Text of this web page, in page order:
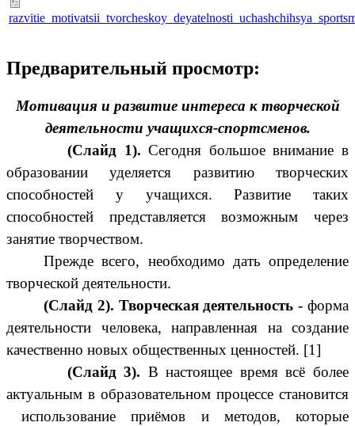
Предварительный просмотр:
Мотивация и развитие интереса к творческой
деятельности учащихся-спортсменов.
(Слайд 1). Сегодня большое внимание в
образовании уделяется развитию творческих
способностей у учащихся. Развитие таких
способностей представляется возможным через
занятие творчеством.
Прежде всего, необходимо дать определение
творческой деятельности.
(Слайд 2). Творческая деятельность - форма
деятельности человека, направленная на создание
качественно новых общественных ценностей. [1]
(Слайд 3). В настоящее время всё более
актуальным в образовательном процессе становится
использование приёмов и методов, которые